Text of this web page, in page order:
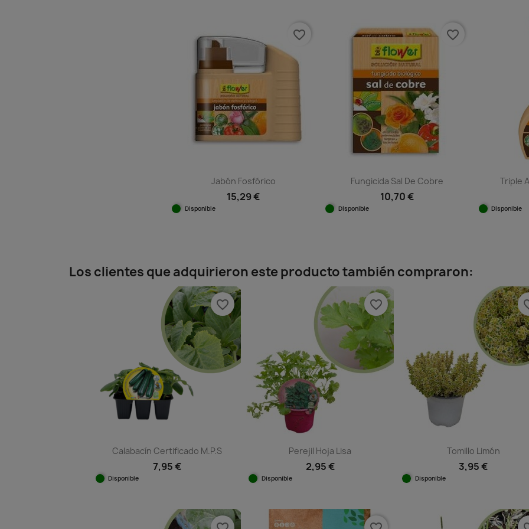
Jabón Fosfórico
15,29 €
Disponible
favorite_border
Fungicida Sal De Cobre
10,70 €
Disponible
favorite_border
Triple
Disponible
Los clientes que adquirieron este producto también compraron:
Calabacín Certificado M.P.S
7,95 €
Disponible
favorite_border
Perejil Hoja Lisa
2,95 €
Disponible
favorite_border
Tomillo Limón
3,95 €
Disponible